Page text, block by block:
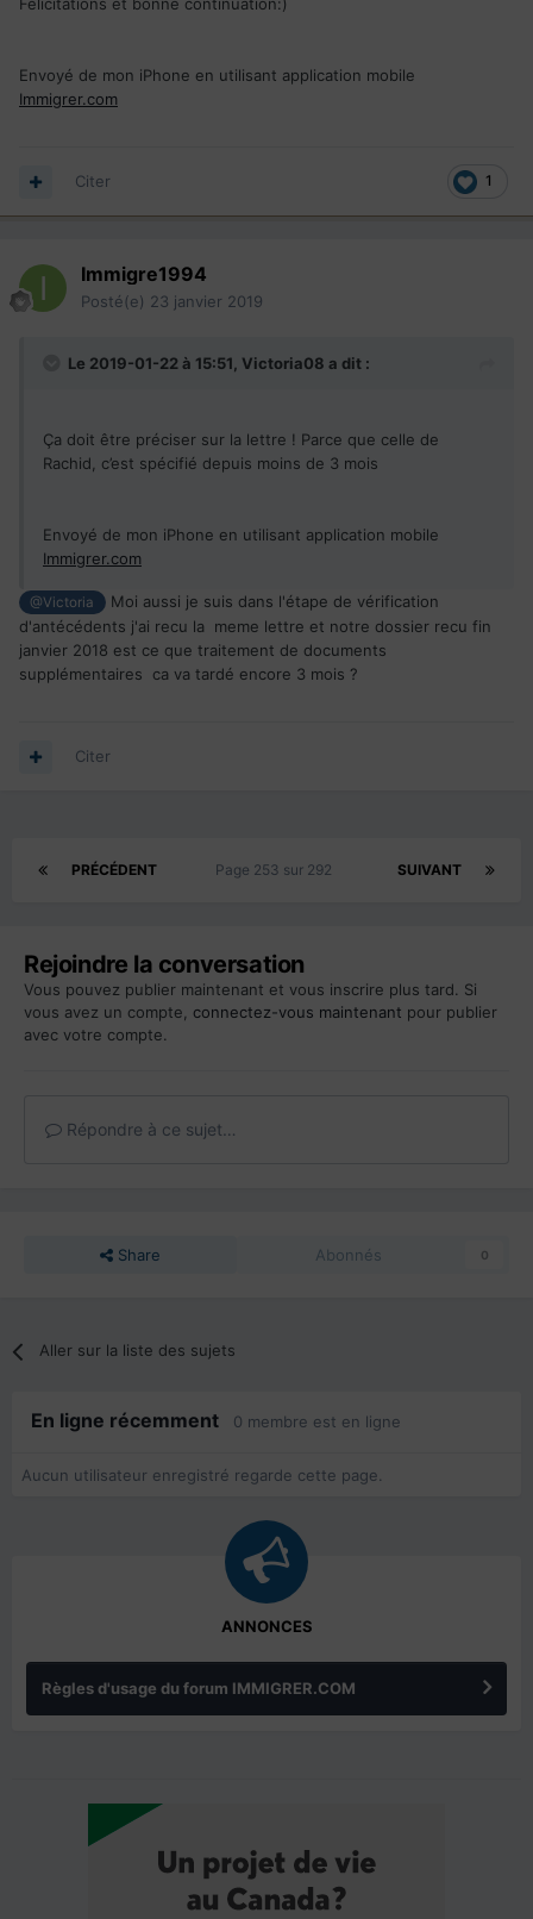
Envoyé de mon iPhone en utilisant application mobile
Immigrer.com
1
Citer
Immigre1994
Posté(e) 23 janvier 2019
Le 2019-01-22 à 15:51, Victoria08 a dit :
Ça doit être préciser sur la lettre ! Parce que celle de
Rachid, c’est spécifié depuis moins de 3 mois
Envoyé de mon iPhone en utilisant application mobile
Immigrer.com
@Victoria
Moi aussi je suis dans l'étape de vérification
d'antécédents j'ai recu la meme lettre et notre dossier recu fin
janvier 2018 est ce que traitement de documents
supplémentaires ca va tardé encore 3 mois ?
Citer
PRÉCÉDENT SUIVANT
Page 253 sur 292
Rejoindre la conversation
Vous pouvez publier maintenant et vous inscrire plus tard. Si
vous avez un compte, connectez-vous maintenant pour publier
avec votre compte.
Répondre à ce sujet…
Share Abonnés 0
Aller sur la liste des sujets
En ligne récemment 0 membre est en ligne
Aucun utilisateur enregistré regarde cette page.
ANNONCES
Règles d'usage du forum IMMIGRER.COM